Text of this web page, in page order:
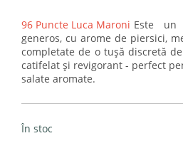
96 Puncte Luca Maroni Este
generos, cu arome de piersici,
completate de o tușă discretă
catifelat și revigorant - perfect
salate aromate.
În stoc